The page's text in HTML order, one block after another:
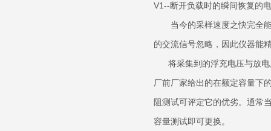
V1--断开负载时的瞬间恢复的
当今的采样速度之快完全能
的交流信号忽略，因此仪器能
将采集到的浮充电压与放电
厂前厂家给出的在额定容量下
阻测试可评定它的优劣。通常
容量测试即可更换